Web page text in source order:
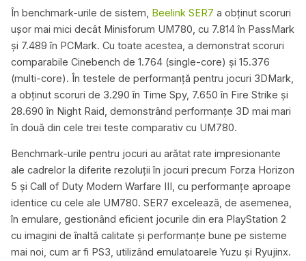
În benchmark-urile de sistem, Beelink SER7 a obținut scoruri
ușor mai mici decât Minisforum UM780, cu 7.814 în PassMark
și 7.489 în PCMark. Cu toate acestea, a demonstrat scoruri
comparabile Cinebench de 1.764 (single-core) și 15.376
(multi-core). În testele de performanță pentru jocuri 3DMark,
a obținut scoruri de 3.290 în Time Spy, 7.650 în Fire Strike și
28.690 în Night Raid, demonstrând performanțe 3D mai mari
în două din cele trei teste comparativ cu UM780.
Benchmark-urile pentru jocuri au arătat rate impresionante
ale cadrelor la diferite rezoluții în jocuri precum Forza Horizon
5 și Call of Duty Modern Warfare III, cu performanțe aproape
identice cu cele ale UM780. SER7 excelează, de asemenea,
în emulare, gestionând eficient jocurile din era PlayStation 2
cu imagini de înaltă calitate și performanțe bune pe sisteme
mai noi, cum ar fi PS3, utilizând emulatoarele Yuzu și Ryujinx.